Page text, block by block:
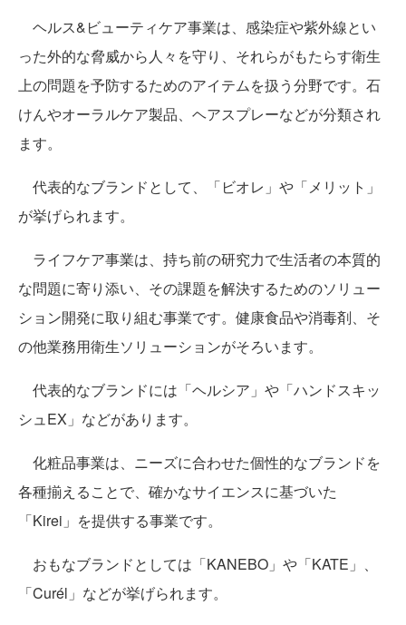
ヘルス&ビューティケア事業は、感染症や紫外線とい
った外的な脅威から人々を守り、それらがもたらす衛生
上の問題を予防するためのアイテムを扱う分野です。石
けんやオーラルケア製品、ヘアスプレーなどが分類され
ます。
代表的なブランドとして、「ビオレ」や「メリット」
が挙げられます。
ライフケア事業は、持ち前の研究力で生活者の本質的
な問題に寄り添い、その課題を解決するためのソリュー
ション開発に取り組む事業です。健康食品や消毒剤、そ
の他業務用衛生ソリューションがそろいます。
代表的なブランドには「ヘルシア」や「ハンドスキッ
シュEX」などがあります。
化粧品事業は、ニーズに合わせた個性的なブランドを
各種揃えることで、確かなサイエンスに基づいた
「Kirei」を提供する事業です。
おもなブランドとしては「KANEBO」や「KATE」、
「Curél」などが挙げられます。